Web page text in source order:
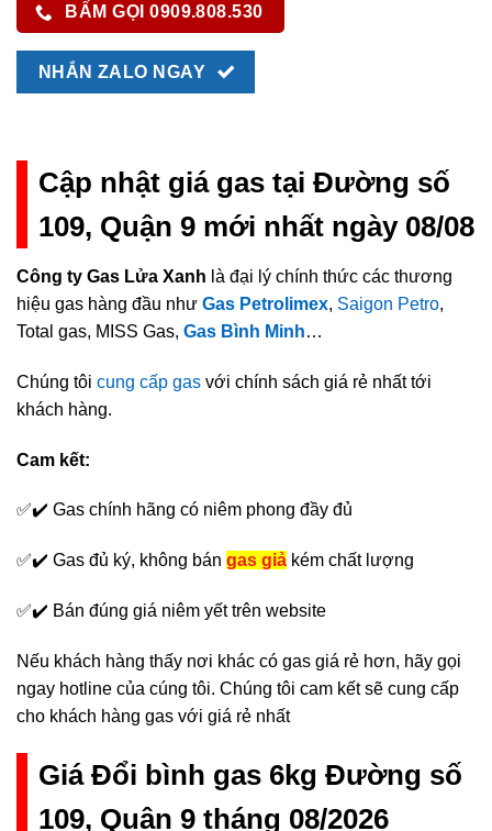
BẤM GỌI 0909.808.530
NHẮN ZALO NGAY
Cập nhật giá gas tại Đường số
109, Quận 9 mới nhất ngày 08/08
Công ty Gas Lửa Xanh là đại lý chính thức các thương
hiệu gas hàng đầu như Gas Petrolimex, Saigon Petro,
Total gas, MISS Gas, Gas Bình Minh…
Chúng tôi cung cấp gas với chính sách giá rẻ nhất tới
khách hàng.
Cam kết:
✅✔️ Gas chính hãng có niêm phong đầy đủ
✅✔️ Gas đủ ký, không bán gas giả kém chất lượng
✅✔️ Bán đúng giá niêm yết trên website
Nếu khách hàng thấy nơi khác có gas giá rẻ hơn, hãy gọi
ngay hotline của cúng tôi. Chúng tôi cam kết sẽ cung cấp
cho khách hàng gas với giá rẻ nhất
Giá Đổi bình gas 6kg Đường số
109, Quận 9 tháng 08/2026